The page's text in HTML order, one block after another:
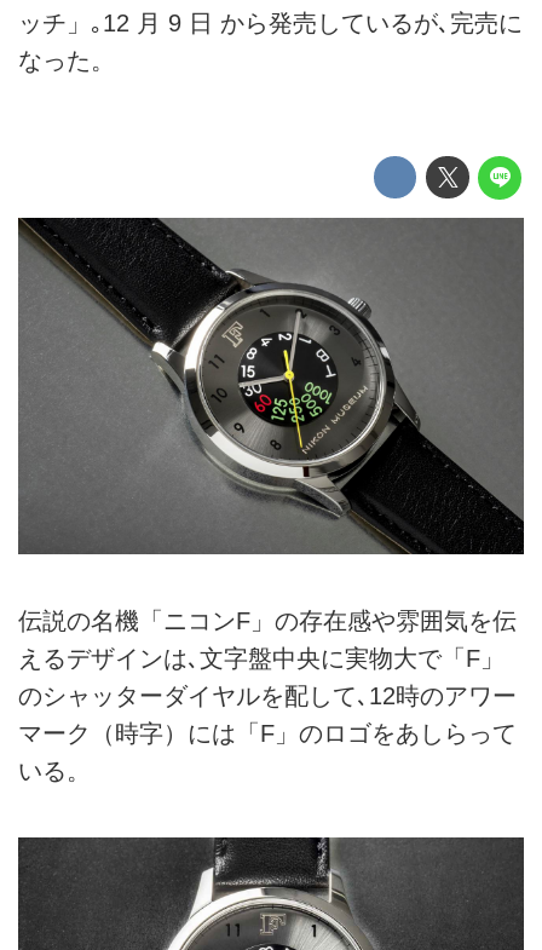
ッチ」｡12 月 9 日 から発売しているが､完売に
なった。
伝説の名機「ニコンF」の存在感や雰囲気を伝
えるデザインは､文字盤中央に実物大で「F」
のシャッターダイヤルを配して､12時のアワー
マーク（時字）には「F」のロゴをあしらって
いる。